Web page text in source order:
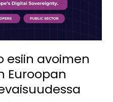
esiin avoimen
Euroopan